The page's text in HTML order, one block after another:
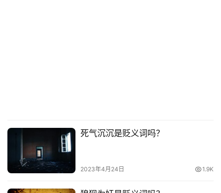
死气沉沉是贬义词吗？
2023年4月24日 1.9K